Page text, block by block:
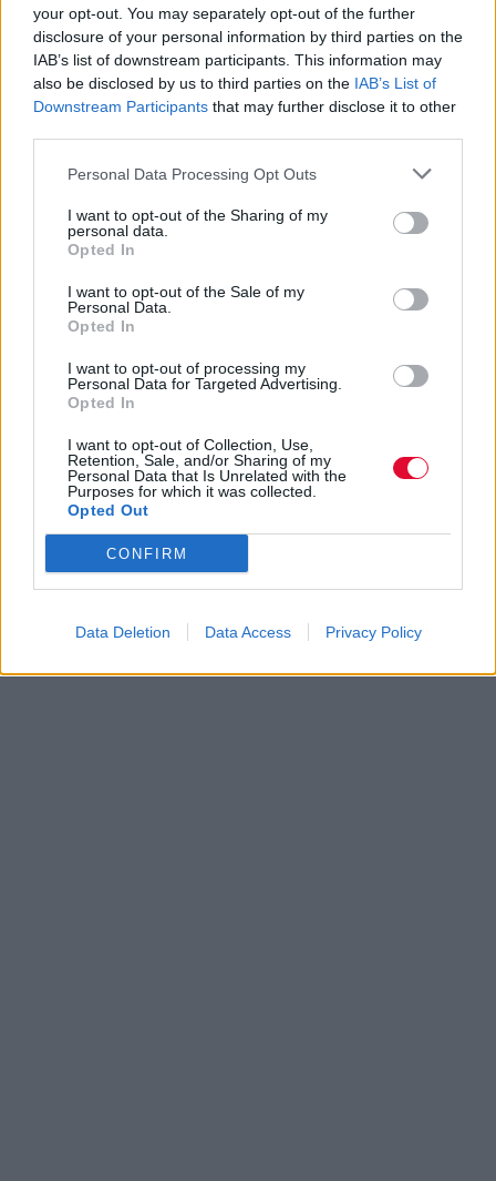
your opt-out. You may separately opt-out of the further
disclosure of your personal information by third parties on the
IAB’s list of downstream participants. This information may
also be disclosed by us to third parties on the IAB’s List of
Downstream Participants that may further disclose it to other
Personal Data Processing Opt Outs
I want to opt-out of the Sharing of my
personal data.
Opted In
I want to opt-out of the Sale of my
Personal Data.
Opted In
I want to opt-out of processing my
Personal Data for Targeted Advertising.
Opted In
I want to opt-out of Collection, Use,
Retention, Sale, and/or Sharing of my
Personal Data that Is Unrelated with the
Purposes for which it was collected.
Opted Out
CONFIRM
Data Deletion Data Access Privacy Policy